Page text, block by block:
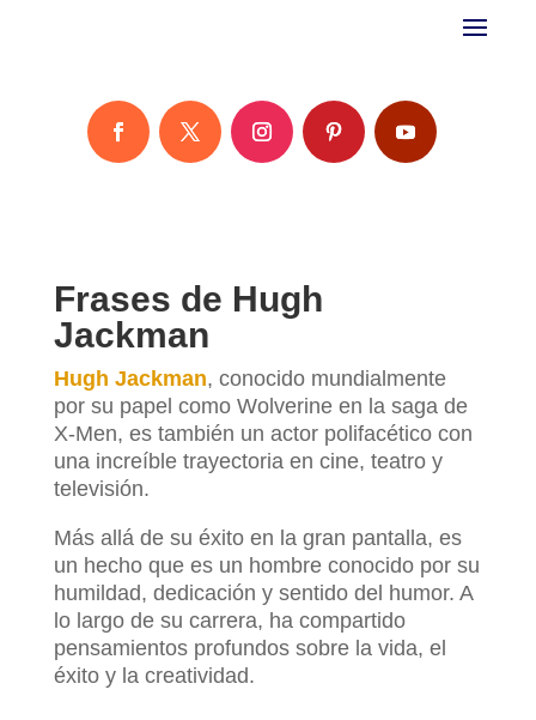
Frases de Hugh
Jackman
Hugh Jackman, conocido mundialmente
por su papel como Wolverine en la saga de
X-Men, es también un actor polifacético con
una increíble trayectoria en cine, teatro y
televisión.
Más allá de su éxito en la gran pantalla, es
un hecho que es un hombre conocido por su
humildad, dedicación y sentido del humor. A
lo largo de su carrera, ha compartido
pensamientos profundos sobre la vida, el
éxito y la creatividad.